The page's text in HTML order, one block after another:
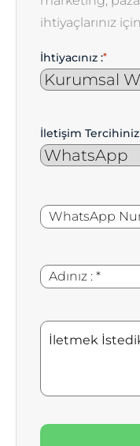
ihtiyaçlarınız
İhtiyacınız :*
İletişim Tercihiniz
WhatsApp
Numaranız
*
Adınız
:
*
İletmek
İstedikleriniz